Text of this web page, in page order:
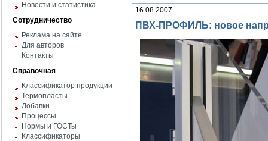
Новости и статистика
Сотрудничество
Реклама на сайте
Для авторов
Контакты
Справочная
Классификатор продукции
Термопласты
Добавки
Процессы
Нормы и ГОСТы
Классификаторы
16.08.2007
ПВХ-ПРОФИЛЬ: новое